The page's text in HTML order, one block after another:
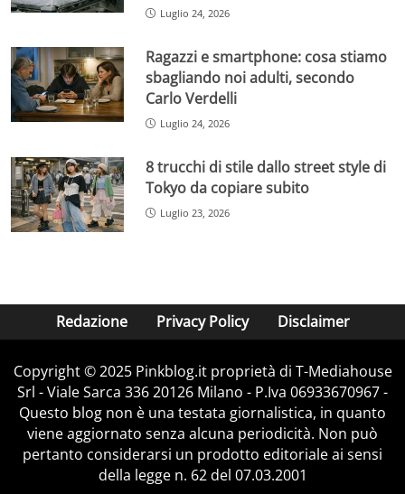
Luglio 24, 2026
Ragazzi e smartphone: cosa stiamo
sbagliando noi adulti, secondo
Carlo Verdelli
Luglio 24, 2026
8 trucchi di stile dallo street style di
Tokyo da copiare subito
Luglio 23, 2026
Redazione Privacy Policy Disclaimer
Copyright © 2025 Pinkblog.it proprietà di T-Mediahouse
Srl - Viale Sarca 336 20126 Milano - P.Iva 06933670967 -
Questo blog non è una testata giornalistica, in quanto
viene aggiornato senza alcuna periodicità. Non può
pertanto considerarsi un prodotto editoriale ai sensi
della legge n. 62 del 07.03.2001